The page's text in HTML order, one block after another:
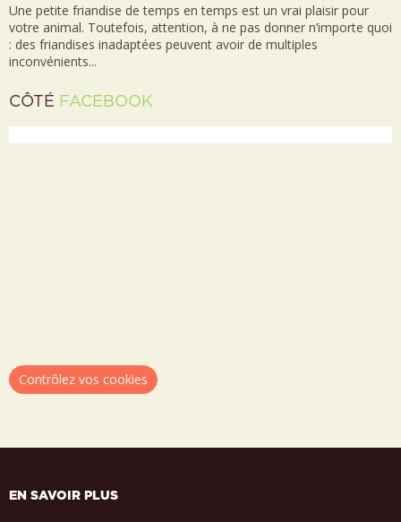
Une petite friandise de temps en temps est un vrai plaisir pour
votre animal. Toutefois, attention, à ne pas donner n’importe quoi
: des friandises inadaptées peuvent avoir de multiples
inconvénients...
CÔTÉ FACEBOOK
Contrôlez vos cookies
EN SAVOIR PLUS